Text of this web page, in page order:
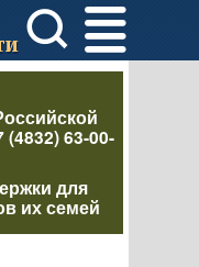
(4832) 63-00-
для
их семей